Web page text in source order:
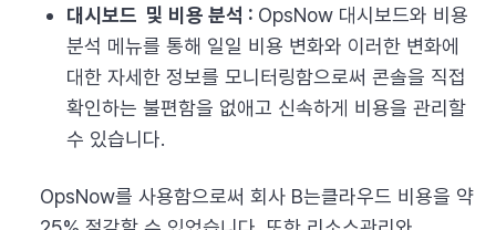
대시보드 및 비용 분석 : OpsNow 대시보드와 비용
분석 메뉴를 통해 일일 비용 변화와 이러한 변화에
대한 자세한 정보를 모니터링함으로써 콘솔을 직접
확인하는 불편함을 없애고 신속하게 비용을 관리할
수 있습니다.
OpsNow를 사용함으로써 회사 B는클라우드 비용을 약